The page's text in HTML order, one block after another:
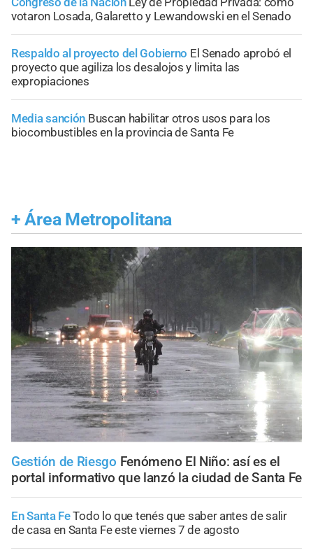
votaron Losada, Galaretto y Lewandowski en el Senado
Respaldo al proyecto del Gobierno El Senado aprobó el
proyecto que agiliza los desalojos y limita las
expropiaciones
Media sanción Buscan habilitar otros usos para los
biocombustibles en la provincia de Santa Fe
+ Área Metropolitana
Gestión de Riesgo Fenómeno El Niño: así es el
portal informativo que lanzó la ciudad de Santa Fe
En Santa FeTodo lo que tenés que saber antes de salir
de casa en Santa Fe este viernes 7 de agosto